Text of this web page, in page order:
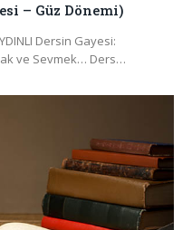
– Güz Dönemi)
Dersin Gayesi:
ve Sevmek… Ders…